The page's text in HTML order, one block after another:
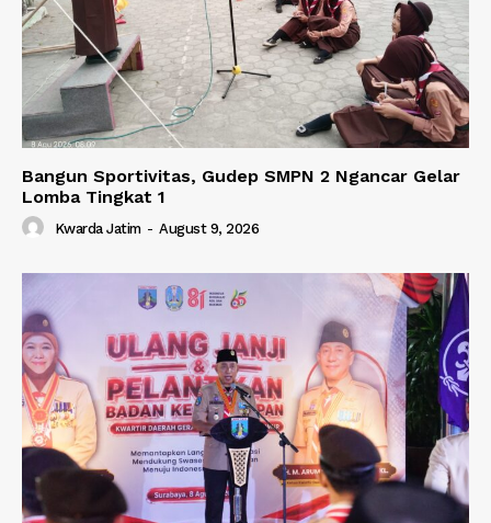
Bangun Sportivitas, Gudep SMPN 2 Ngancar Gelar
Lomba Tingkat 1
Kwarda Jatim - August 9, 2026